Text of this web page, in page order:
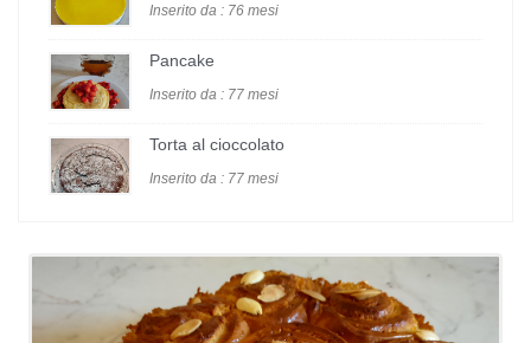
Inserito da : 76 mesi
Pancake
Inserito da : 77 mesi
Torta al cioccolato
Inserito da : 77 mesi